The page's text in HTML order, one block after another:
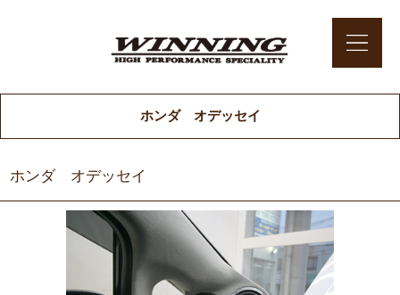
ホンダ オデッセイ
ホンダ オデッセイ